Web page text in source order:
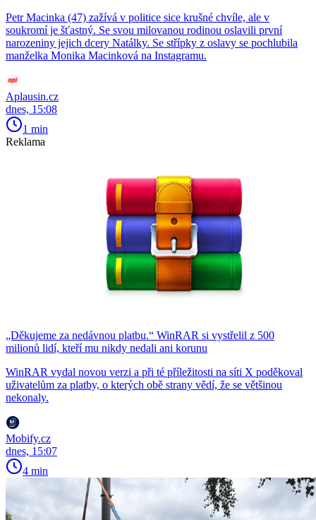
Petr Macinka (47) zažívá v politice sice krušné chvíle, ale v
soukromí je šťastný. Se svou milovanou rodinou oslavili první
narozeniny jejich dcery Natálky. Se střípky z oslavy se pochlubila
manželka Monika Macinková na Instagramu.
Aplausin.cz
dnes, 15:08
1 min
Reklama
„Děkujeme za nedávnou platbu.“ WinRAR si vystřelil z 500
milionů lidí, kteří mu nikdy nedali ani korunu
WinRAR vydal novou verzi a při té příležitosti na síti X poděkoval
uživatelům za platby, o kterých obě strany vědí, že se většinou
nekonaly.
Mobify.cz
dnes, 15:07
4 min